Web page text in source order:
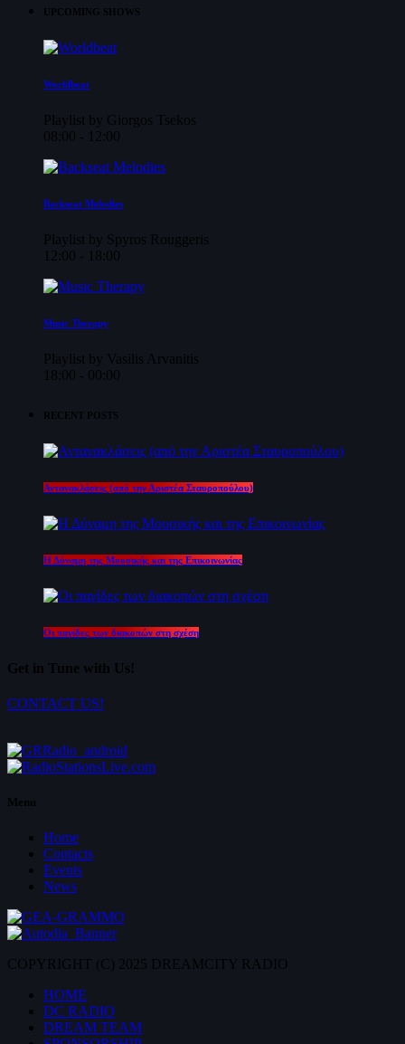
UPCOMING SHOWS
Worldbeat
Playlist by Giorgos Tsekos
08:00 - 12:00
Backseat Melodies
Playlist by Spyros Rouggeris
12:00 - 18:00
Music Therapy
Playlist by Vasilis Arvanitis
18:00 - 00:00
RECENT POSTS
Αντανακλάσεις (από την Αριστέα Σταυροπούλου)
Η Δύναμη της Μουσικής και της Επικοινωνίας
Οι παγίδες των διακοπών στη σχέση
Get in Tune with Us!
CONTACT US!
Menu
Home
Contacts
Events
News
COPYRIGHT (C) 2025 DREAMCITY RADIO
HOME
DC RADIO
DREAM TEAM